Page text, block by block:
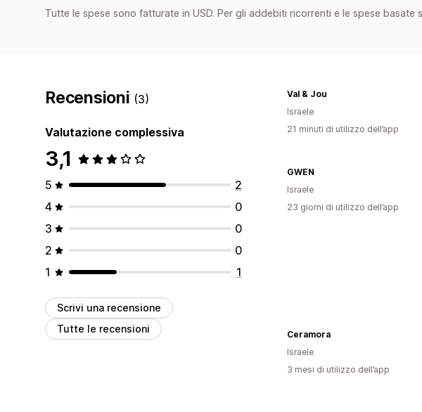
Tutte le spese sono fatturate in USD. Per gli addebiti ricorrenti e le spese basate
Recensioni (3)
Valutazione complessiva
3,1
5
2
4
0
3
0
2
0
1
1
Scrivi una recensione
Tutte le recensioni
Val & Jou
Israele
21 minuti di utilizzo dell’app
GWEN
Israele
23 giorni di utilizzo dell’app
Ceramora
Israele
3 mesi di utilizzo dell’app